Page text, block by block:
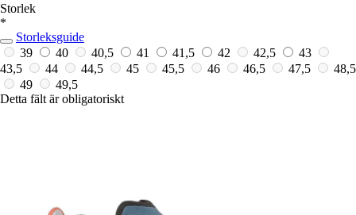
Storlek
*
Storleksguide
39
40 40,5 41 41,5 42 42,5
43
43,5
44 44,5 45 45,5 46 46,5 47,5
48,5
49
49,5
Detta fält är obligatoriskt